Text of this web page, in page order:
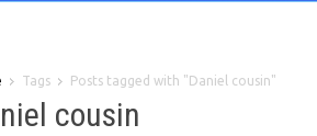
Tags Posts tagged with "Daniel cousin"
cousin